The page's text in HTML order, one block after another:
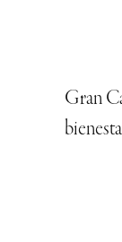
Gran